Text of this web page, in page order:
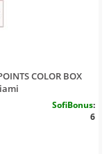
COLOR BOX
SofiBonus:
6